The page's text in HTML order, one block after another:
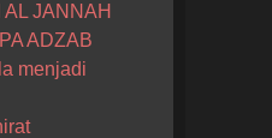
JANNAH
ADZAB
menjadi